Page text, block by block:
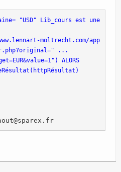
"USD"
Lib_cours est une
moltrecht.com/app
ALORS